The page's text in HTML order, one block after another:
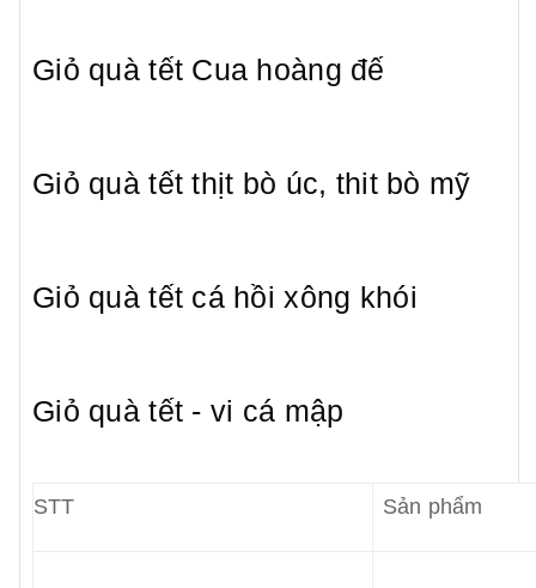
Giỏ quà tết Cua hoàng đế
Giỏ quà tết thịt bò úc, thit bò mỹ
Giỏ quà tết cá hồi xông khói
Giỏ quà tết - vi cá mập
STT Sản phẩm